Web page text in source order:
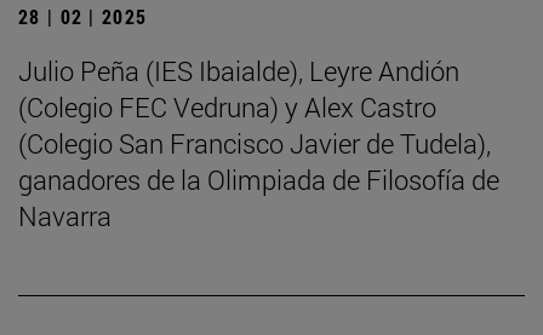
28 | 02 | 2025
Julio Peña (IES Ibaialde), Leyre Andión
(Colegio FEC Vedruna) y Alex Castro
(Colegio San Francisco Javier de Tudela),
ganadores de la Olimpiada de Filosofía de
Navarra